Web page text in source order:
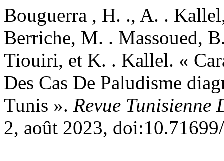
Bouguerra , H. ., A. .
Berriche, M. . Massoued,
Tiouiri, et K. . Kallel. «
Des Cas De Paludisme
Tunis ». Revue
2, août 2023,